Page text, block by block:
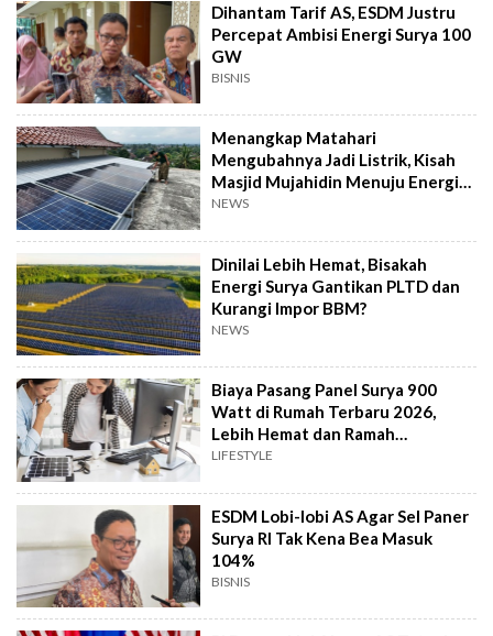
Dihantam Tarif AS, ESDM Justru
Percepat Ambisi Energi Surya 100
GW
BISNIS
Menangkap Matahari
Mengubahnya Jadi Listrik, Kisah
Masjid Mujahidin Menuju Energi
Bersih
NEWS
Dinilai Lebih Hemat, Bisakah
Energi Surya Gantikan PLTD dan
Kurangi Impor BBM?
NEWS
Biaya Pasang Panel Surya 900
Watt di Rumah Terbaru 2026,
Lebih Hemat dan Ramah
Lingkungan
LIFESTYLE
ESDM Lobi-lobi AS Agar Sel Paner
Surya RI Tak Kena Bea Masuk
104%
BISNIS